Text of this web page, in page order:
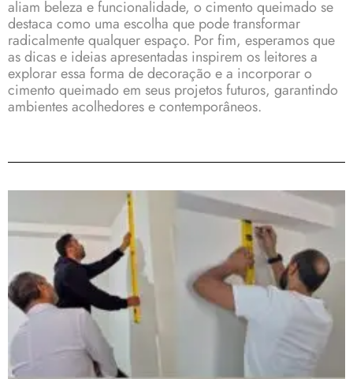
aliam beleza e funcionalidade, o cimento queimado se
destaca como uma escolha que pode transformar
radicalmente qualquer espaço. Por fim, esperamos que
as dicas e ideias apresentadas inspirem os leitores a
explorar essa forma de decoração e a incorporar o
cimento queimado em seus projetos futuros, garantindo
ambientes acolhedores e contemporâneos.